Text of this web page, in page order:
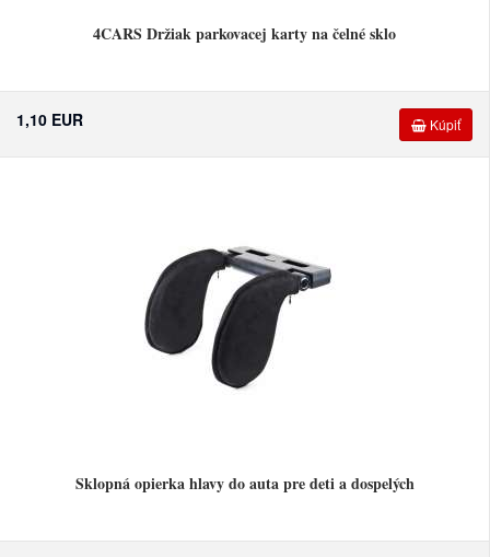
4CARS Držiak parkovacej karty na čelné sklo
Kúpiť
1,10 EUR
Sklopná opierka hlavy do auta pre deti a dospelých